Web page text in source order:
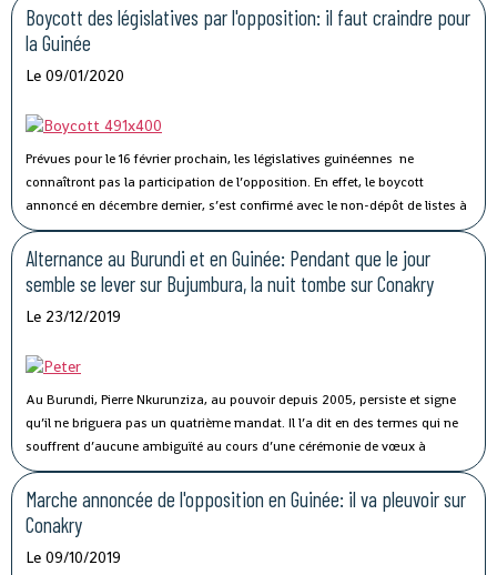
de modification constitutionnelle du président Alpha Condé à l’effet de
s’ouvrir les portes d’un troisième mandat à la tête de l’Etat.
Boycott des législatives par l'opposition: il faut craindre pour
la Guinée
Le 09/01/2020
Prévues pour le 16 février prochain, les législatives guinéennes ne
connaîtront pas la participation de l’opposition. En effet, le boycott
annoncé en décembre dernier, s’est confirmé avec le non-dépôt de listes à
la date de clôture, par les grandes formations politiques qui, réunies au
sein du Front national pour la défense de la Constitution (FNDC) avec des
organisations de la société civile, sont depuis plusieurs mois en croisade
contre un troisième mandat du président Alpha Condé.
Alternance au Burundi et en Guinée: Pendant que le jour
semble se lever sur Bujumbura, la nuit tombe sur Conakry
Le 23/12/2019
Au Burundi, Pierre Nkurunziza, au pouvoir depuis 2005, persiste et signe
qu’il ne briguera pas un quatrième mandat. Il l’a dit en des termes qui ne
souffrent d’aucune ambiguïté au cours d’une cérémonie de vœux à
l’adresse des corps de défense, de sécurité et du renseignement, le
vendredi dernier à Gitega, la nouvelle capitale.
Marche annoncée de l'opposition en Guinée: il va pleuvoir sur
Conakry
Le 09/10/2019